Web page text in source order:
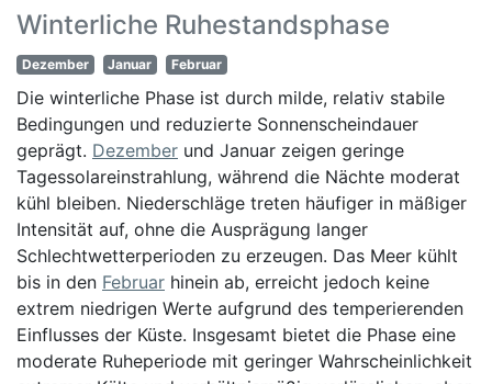
Winterliche Ruhestandsphase
Dezember Januar Februar
Die winterliche Phase ist durch milde, relativ stabile
Bedingungen und reduzierte Sonnenscheindauer
geprägt. Dezember und Januar zeigen geringe
Tagessolareinstrahlung, während die Nächte moderat
kühl bleiben. Niederschläge treten häufiger in mäßiger
Intensität auf, ohne die Ausprägung langer
Schlechtwetterperioden zu erzeugen. Das Meer kühlt
bis in den Februar hinein ab, erreicht jedoch keine
extrem niedrigen Werte aufgrund des temperierenden
Einflusses der Küste. Insgesamt bietet die Phase eine
moderate Ruheperiode mit geringer Wahrscheinlichkeit